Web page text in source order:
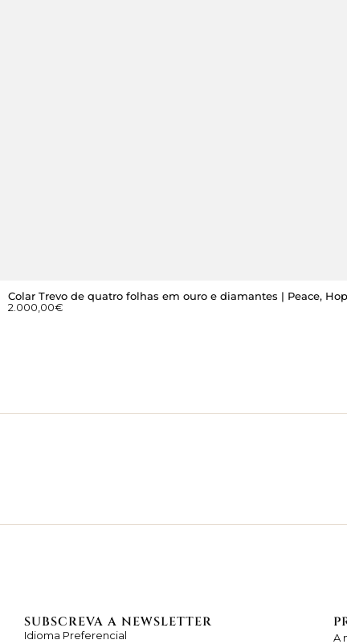
Colar Trevo de quatro folhas em ouro e diamantes | Peace,
2.000,00€
SUBSCREVA A NEWSLETTER
Idioma Preferencial A